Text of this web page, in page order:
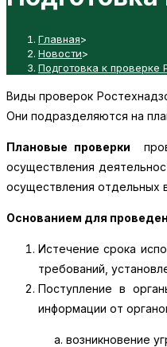
Главная>
Новости>
Подготовка к проверке
Виды проверок
Они подразделяются на
Плановые проверки
осуществления
осуществления отдельных
Основанием для
Истечение срока
требований,
Поступление в
информации от
а. возникновение